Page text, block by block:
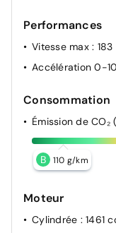
Performances
Vitesse max :
Accélération 0-
Consommation
Émission de CO₂
B 110 g/km
Moteur
Cylindrée : 1461